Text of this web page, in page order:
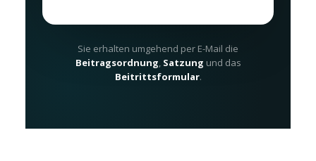
Sie erhalten umgehend per E-Mail die
Beitragsordnung Satzung und das
Beitrittsformular.